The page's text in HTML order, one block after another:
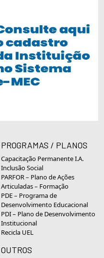
PROGRAMAS / PLANOS
Capacitação Permanente I.A.
Inclusão Social
PARFOR – Plano de Ações
Articuladas – Formação
PDE – Programa de
Desenvolvimento Educacional
PDI – Plano de Desenvolvimento
Institucional
Recicla UEL
OUTROS